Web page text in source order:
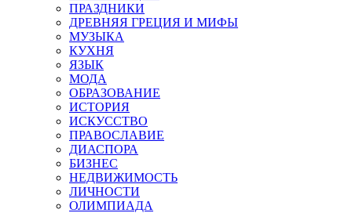
ПРАЗДНИКИ
ДРЕВНЯЯ ГРЕЦИЯ И МИФЫ
МУЗЫКА
КУХНЯ
ЯЗЫК
МОДА
ОБРАЗОВАНИЕ
ИСТОРИЯ
ИСКУССТВО
ПРАВОСЛАВИЕ
ДИАСПОРА
БИЗНЕС
НЕДВИЖИМОСТЬ
ЛИЧНОСТИ
ОЛИМПИАДА